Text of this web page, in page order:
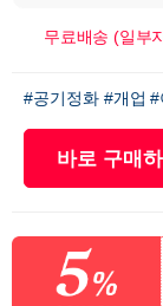
무료배송 (일부
#공기정화 #개업 #
바로 구매하